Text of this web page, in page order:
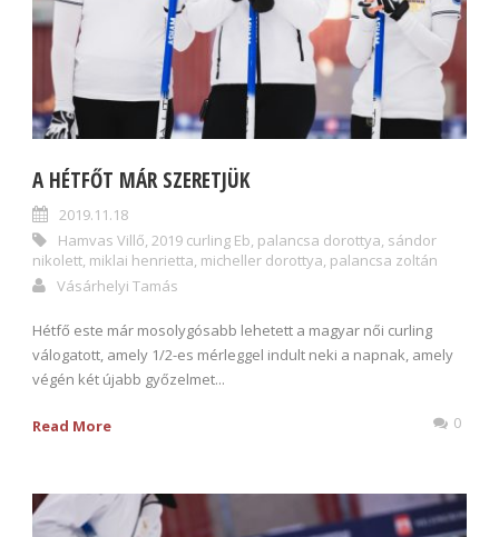
A HÉTFŐT MÁR SZERETJÜK
2019.11.18
Hamvas Villő, 2019 curling Eb, palancsa dorottya, sándor
nikolett, miklai henrietta, micheller dorottya, palancsa zoltán
Vásárhelyi Tamás
Hétfő este már mosolygósabb lehetett a magyar női curling
válogatott, amely 1/2-es mérleggel indult neki a napnak, amely
végén két újabb győzelmet...
Read More 0